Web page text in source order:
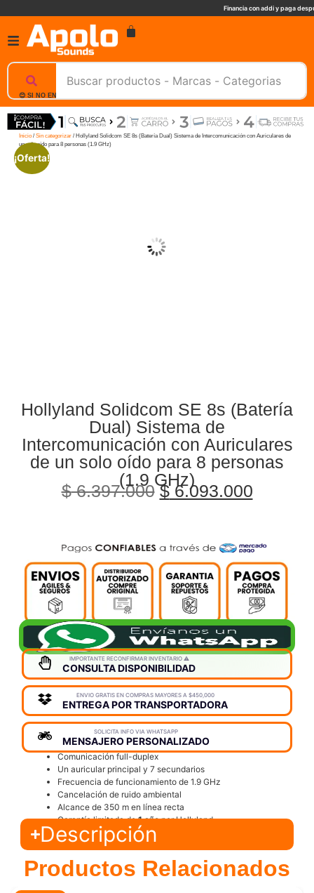
Financia con addi y paga
😊 SI NO ENCUENTRAS UN PRODUCTO, NOSOTROS TE AYUDAMOS, ESCRIBENOS. 📲
Inicio/ Sin categorizar/ Hollyland Solidcom SE 8s (Batería Dual) Sistema de Intercomunicación con Auriculares de
un solo oído para 8 personas (1.9 GHz)
¡Oferta!
Hollyland Solidcom SE 8s (Batería
Dual) Sistema de
Intercomunicación con Auriculares
de un solo oído para 8 personas
(1.9 GHz)
$6.397.000 $6.093.000
IMPORTANTE RECONFIRMAR INVENTARIO ⚠️
CONSULTA DISPONIBILIDAD
ENVIO GRATIS EN COMPRAS MAYORES A $450,000
ENTREGA POR TRANSPORTADORA
SOLICITA INFO VIA WHATSAPP
MENSAJERO PERSONALIZADO
Comunicación full-duplex
Un auricular principal y 7 secundarios
Frecuencia de funcionamiento de 1.9 GHz
Cancelación de ruido ambiental
Alcance de 350 m en línea recta
Garantía limitada de1 añopor Hollyland
Descripción
Productos Relacionados